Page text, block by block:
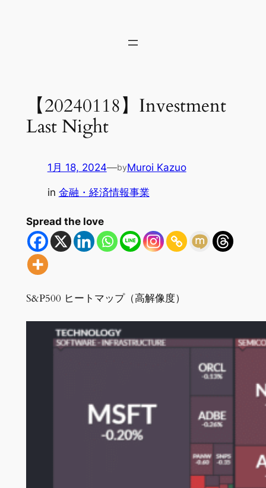
【20240118】Investment
Last Night
1月 18, 2024—byMuroi Kazuo
in 金融・経済情報事業
Spread the love
S&P500 ヒートマップ（高解像度）